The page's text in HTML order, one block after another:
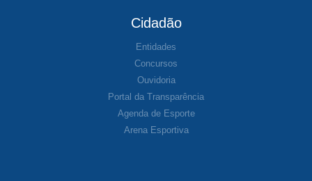
Cidadão
Entidades
Concursos
Ouvidoria
Portal da Transparência
Agenda de Esporte
Arena Esportiva